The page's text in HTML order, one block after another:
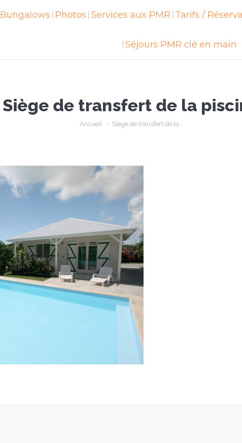
Bungalows Photos Services aux PMR Tarifs /
Séjours PMR clé en main
Siège de transfert de la
Vous êtes ici :
Accueil Siège de transfert de la…
Bungalows Photos Services aux PMR Tarifs /
Séjours PMR clé en main